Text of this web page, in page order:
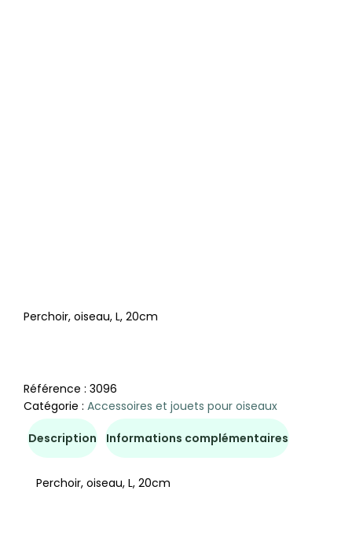
Perchoir, oiseau, L, 20cm
Référence : 3096
Catégorie : Accessoires et jouets pour oiseaux
Description Informations complémentaires
Perchoir, oiseau, L, 20cm